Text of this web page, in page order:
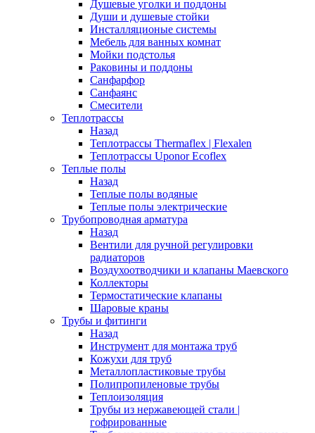
Душевые уголки и поддоны
Души и душевые стойки
Инсталляционые системы
Мебель для ванных комнат
Мойки подстолья
Раковины и поддоны
Санфарфор
Санфаянс
Смесители
Теплотрассы
Назад
Теплотрассы Thermaflex | Flexalen
Теплотрассы Uponor Ecoflex
Теплые полы
Назад
Теплые полы водяные
Теплые полы электрические
Трубопроводная арматура
Назад
Вентили для ручной регулировки
радиаторов
Воздухоотводчики и клапаны Маевского
Коллекторы
Термостатические клапаны
Шаровые краны
Трубы и фитинги
Назад
Инструмент для монтажа труб
Кожухи для труб
Металлопластиковые трубы
Полипропиленовые трубы
Теплоизоляция
Трубы из нержавеющей стали |
гофрированные